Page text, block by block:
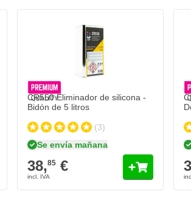
CR550 Eliminador de silicona -
Bidón de 5 litros
(3)
Se envía mañana
38,85€